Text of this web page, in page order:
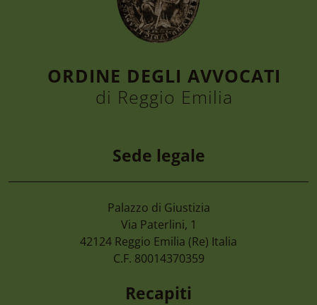
ORDINE DEGLI AVVOCATI
di Reggio Emilia
Sede legale
Palazzo di Giustizia
Via Paterlini, 1
42124 Reggio Emilia (Re) Italia
C.F. 80014370359
Recapiti